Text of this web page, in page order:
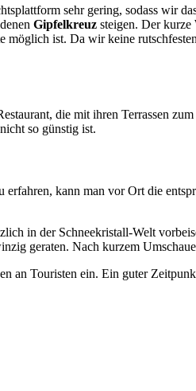
sehr gering, sodass wir
Gipfelkreuz steigen. Der kurze
möglich ist. Da wir keine
die mit ihren Terrassen
so günstig ist.
kann man vor Ort die
in der Schneekristall-Welt
geraten. Nach kurzem
an Touristen ein. Ein guter